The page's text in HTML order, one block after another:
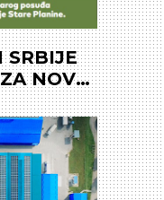
SRBIJE
NOVO:
16 tona
i